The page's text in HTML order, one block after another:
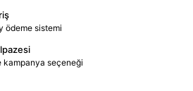
ödeme sistemi
kampanya seçeneği